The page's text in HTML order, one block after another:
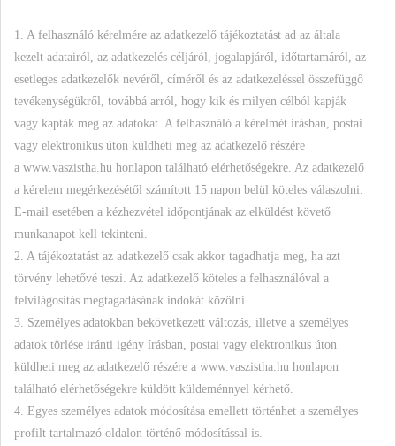
1. A felhasználó kérelmére az adatkezelő tájékoztatást ad az általa
kezelt adatairól, az adatkezelés céljáról, jogalapjáról, időtartamáról, az
esetleges adatkezelők nevéről, címéről és az adatkezeléssel összefüggő
tevékenységükről, továbbá arról, hogy kik és milyen célból kapják
vagy kapták meg az adatokat. A felhasználó a kérelmét írásban, postai
vagy elektronikus úton küldheti meg az adatkezelő részére
a www.vaszistha.hu honlapon található elérhetőségekre. Az adatkezelő
a kérelem megérkezésétől számított 15 napon belül köteles válaszolni.
E-mail esetében a kézhezvétel időpontjának az elküldést követő
munkanapot kell tekinteni.
2. A tájékoztatást az adatkezelő csak akkor tagadhatja meg, ha azt
törvény lehetővé teszi. Az adatkezelő köteles a felhasználóval a
felvilágosítás megtagadásának indokát közölni.
3. Személyes adatokban bekövetkezett változás, illetve a személyes
adatok törlése iránti igény írásban, postai vagy elektronikus úton
küldheti meg az adatkezelő részére a www.vaszistha.hu honlapon
található elérhetőségekre küldött küldeménnyel kérhető.
4. Egyes személyes adatok módosítása emellett történhet a személyes
profilt tartalmazó oldalon történő módosítással is.